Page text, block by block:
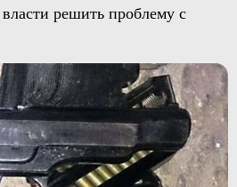
решить проблему с